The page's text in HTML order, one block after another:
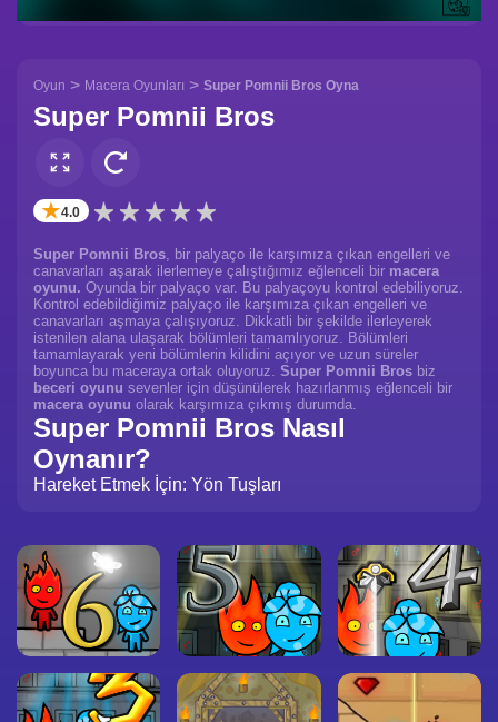
Oyun > Macera Oyunları > Super Pomnii Bros Oyna
Super Pomnii Bros
✭4.0
Super Pomnii Bros, bir palyaço ile karşımıza çıkan engelleri ve
canavarları aşarak ilerlemeye çalıştığımız eğlenceli bir macera
oyunu. Oyunda bir palyaço var. Bu palyaçoyu kontrol edebiliyoruz.
Kontrol edebildiğimiz palyaço ile karşımıza çıkan engelleri ve
canavarları aşmaya çalışıyoruz. Dikkatli bir şekilde ilerleyerek
istenilen alana ulaşarak bölümleri tamamlıyoruz. Bölümleri
tamamlayarak yeni bölümlerin kilidini açıyor ve uzun süreler
boyunca bu maceraya ortak oluyoruz. Super Pomnii Bros biz
beceri oyunu sevenler için düşünülerek hazırlanmış eğlenceli bir
macera oyunu olarak karşımıza çıkmış durumda.
Super Pomnii Bros Nasıl
Oynanır?
Hareket Etmek İçin: Yön Tuşları